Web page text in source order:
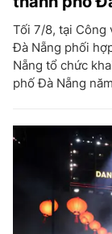
Tối 7/8, tại Công
Đà Nẵng phối
Nẵng tổ chức
phố Đà Nẵng